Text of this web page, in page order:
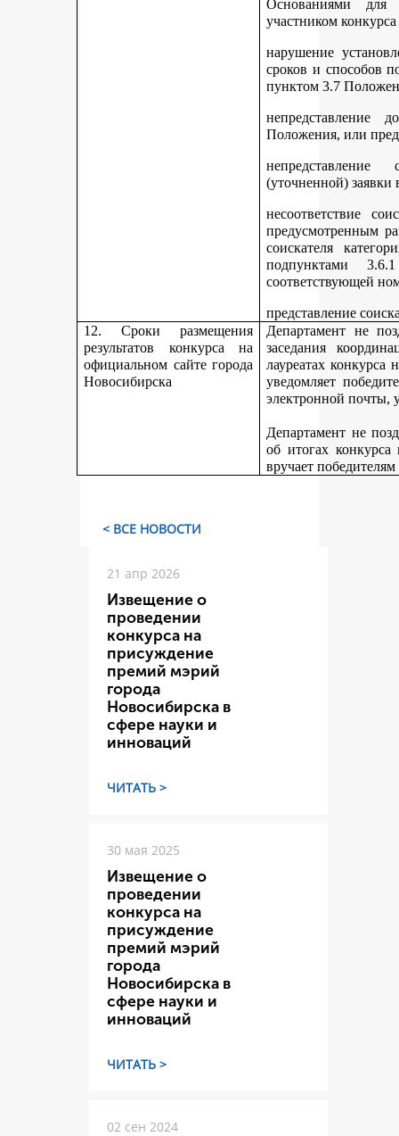
Основаниями для
участником
нарушение
сроков и способов
пунктом 3.7
непредставление
Положения, или
непредставление
(уточненной) заявки
несоответствие
предусмотренным
соискателя
подпунктами 3.6.1
соответствующей
представление
12. Сроки размещения
результатов конкурса на
официальном сайте города
Новосибирска
Департамент не
заседания
лауреатах
уведомляет
электронной почты,
Департамент не
об итогах
вручает
< ВСЕ НОВОСТИ
21 апр 2026
Извещение о
проведении
конкурса на
присуждение
премий мэрий
города
Новосибирска в
сфере науки и
инноваций
ЧИТАТЬ >
30 мая 2025
Извещение о
проведении
конкурса на
присуждение
премий мэрий
города
Новосибирска в
сфере науки и
инноваций
ЧИТАТЬ >
02 сен 2024